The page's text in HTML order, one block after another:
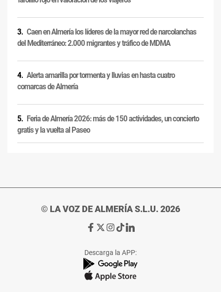
Caen en Almería los líderes de la mayor red de narcolanchas
del Mediterráneo: 2.000 migrantes y tráfico de MDMA
Alerta amarilla por tormenta y lluvias en hasta cuatro
comarcas de Almería
Feria de Almería 2026: más de 150 actividades, un concierto
gratis y la vuelta al Paseo
© LA VOZ DE ALMERÍA S.L.U. 2026
Ir
de
La
Voz
Ir
de
La
Voz
Ir
de
La
Voz
Ir
de
La
Voz
Ir
de
La
Voz
Descarga la APP: